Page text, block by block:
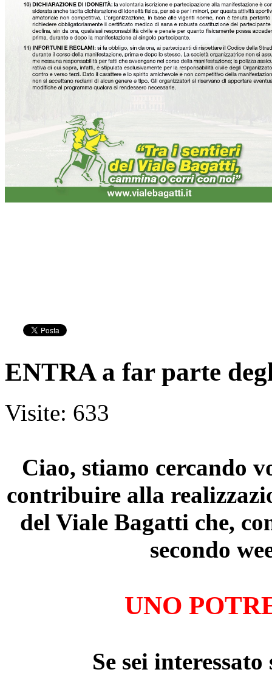
ENTRA a far parte
Visite: 633
Ciao, stiamo cercando
contribuire alla
del Viale Bagatti che,
secondo
UNO
Se sei